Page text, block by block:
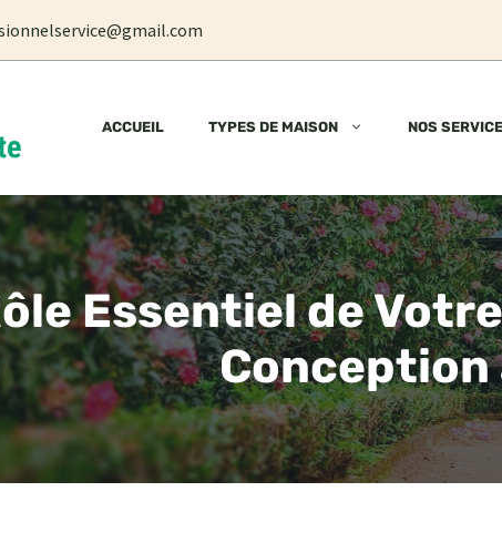
ACCUEIL TYPES DE MAISON NOS
Essentiel de
Conception